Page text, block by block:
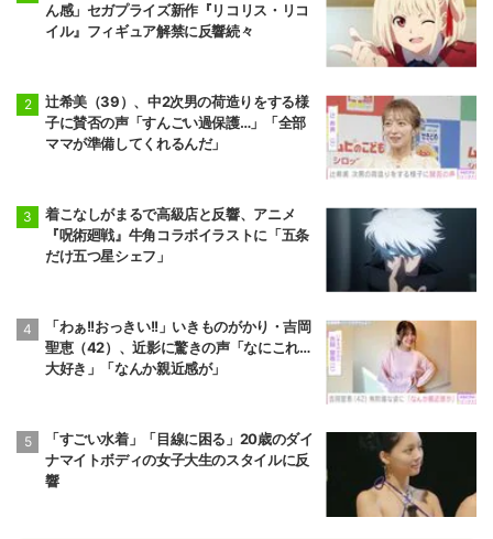
ん感」セガプライズ新作『リコリス・リコ
イル』フィギュア解禁に反響続々
辻希美（39）、中2次男の荷造りをする様
子に賛否の声「すんごい過保護…」「全部
ママが準備してくれるんだ」
着こなしがまるで高級店と反響、アニメ
『呪術廻戦』牛角コラボイラストに「五条
だけ五つ星シェフ」
「わぁ!!おっきい!!」いきものがかり・吉岡
聖恵（42）、近影に驚きの声「なにこれ…
大好き」「なんか親近感が」
「すごい水着」「目線に困る」20歳のダイ
ナマイトボディの女子大生のスタイルに反
響